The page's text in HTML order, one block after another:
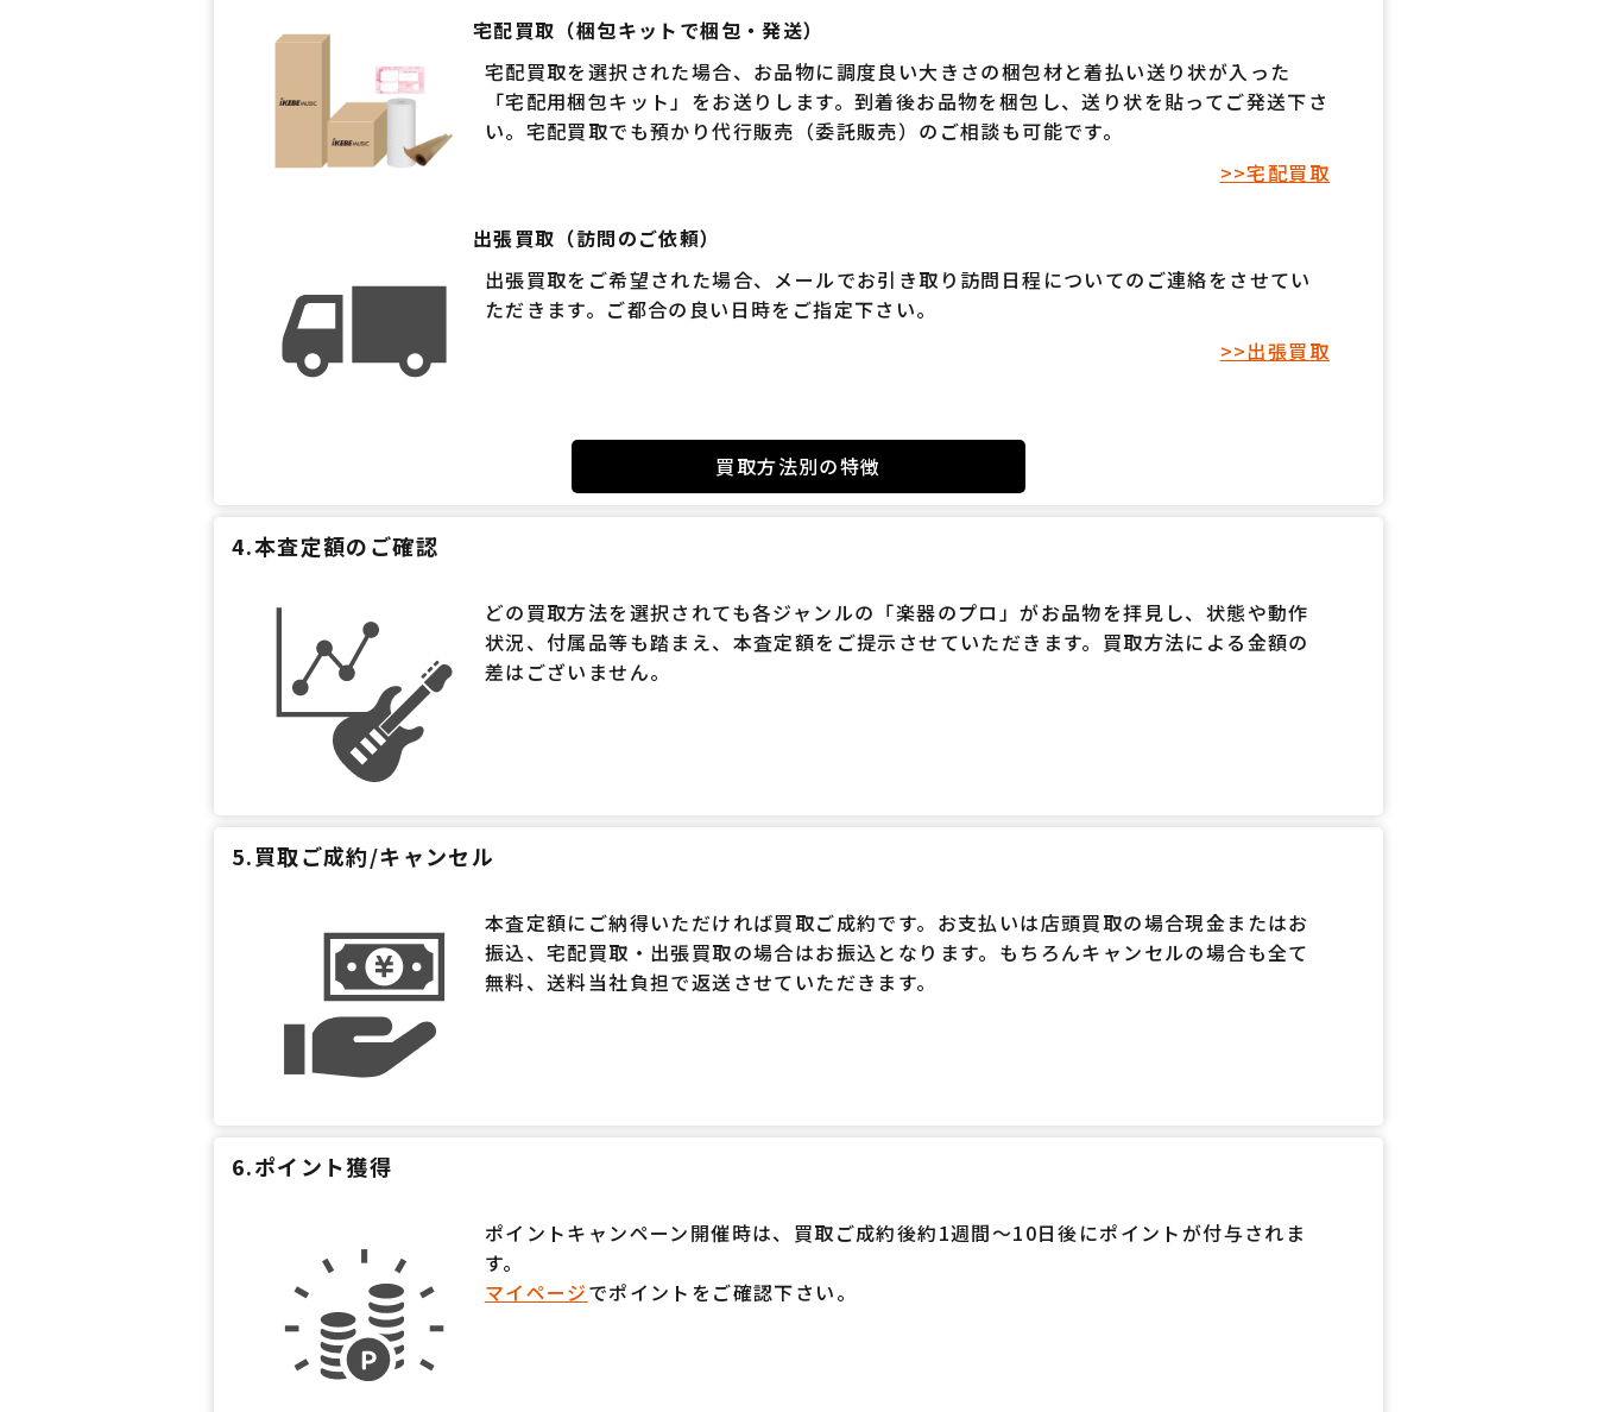
宅配買取（梱包キットで梱包・発送）
宅配買取を選択された場合、お品物に調度良い大きさの梱包材と着払い送り状が入った
「宅配用梱包キット」をお送りします。到着後お品物を梱包し、送り状を貼ってご発送下さ
い。宅配買取でも預かり代行販売（委託販売）のご相談も可能です。
>>宅配買取
出張買取（訪問のご依頼）
出張買取をご希望された場合、メールでお引き取り訪問日程についてのご連絡をさせてい
ただきます。ご都合の良い日時をご指定下さい。
>>出張買取
買取方法別の特徴
4.本査定額のご確認
どの買取方法を選択されても各ジャンルの「楽器のプロ」がお品物を拝見し、状態や動作
状況、付属品等も踏まえ、本査定額をご提示させていただきます。買取方法による金額の
差はございません。
5.買取ご成約/キャンセル
本査定額にご納得いただければ買取ご成約です。お支払いは店頭買取の場合現金またはお
振込、宅配買取・出張買取の場合はお振込となります。もちろんキャンセルの場合も全て
無料、送料当社負担で返送させていただきます。
6.ポイント獲得
ポイントキャンペーン開催時は、買取ご成約後約1週間～10日後にポイントが付与されま
す。
マイページでポイントをご確認下さい。